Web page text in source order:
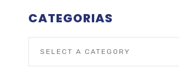
CATEGORIAS